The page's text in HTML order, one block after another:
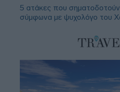
5 ατάκες που
σύμφωνα με ψυχολόγο του